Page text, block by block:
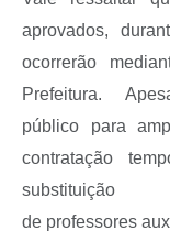
aprovados,
ocorrerão
Prefeitura.
público para
contratação
de professores